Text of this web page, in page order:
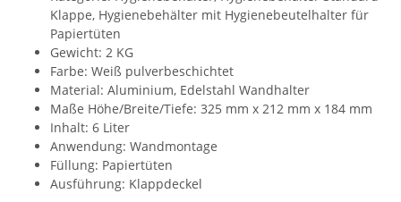
Klappe, Hygienebehälter mit Hygienebeutelhalter für
Papiertüten
Gewicht: 2 KG
Farbe: Weiß pulverbeschichtet
Material: Aluminium, Edelstahl Wandhalter
Maße Höhe/Breite/Tiefe: 325 mm x 212 mm x 184 mm
Inhalt: 6 Liter
Anwendung: Wandmontage
Füllung: Papiertüten
Ausführung: Klappdeckel